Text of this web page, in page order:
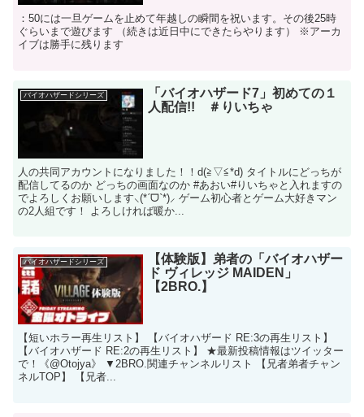
：50には一旦ゲームを止めて年越しの瞬間を祝います。その後25時
ぐらいまで遊びます （続きは近日中にできたらやります） ※アーカ
イブは勝手に残ります
バイオハザードシリーズ
「バイオハザード7」初めての１
人配信!! ＃りいちゃ
人の共同アカウントになりました！！d(≧▽≦*d) タイトルにどっちが
配信してるのか どっちの画面なのか #あおい#りいちゃと入れますの
でよろしくお願いします⸜(*ˊᗜˋ*)⸝ ゲーム初心者とゲーム大好きマン
の2人組です！ よろしければ暖か...
バイオハザードシリーズ
【体験版】弟者の「バイオハザー
ド ヴィレッジ MAIDEN」
【2BRO.】
【短いホラー再生リスト】 【バイオハザード RE:3の再生リスト】
【バイオハザード RE:2の再生リスト】 ★最新投稿情報はツイッター
で！《@Otojya》 ▼2BRO.関連チャンネルリスト 【兄者弟者チャン
ネルTOP】 【兄者...